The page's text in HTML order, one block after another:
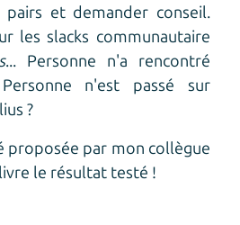
et demander conseil.
les slacks communautaire
... Personne n'a rencontré
n'est passé sur
?
proposée par mon collègue
le résultat testé !